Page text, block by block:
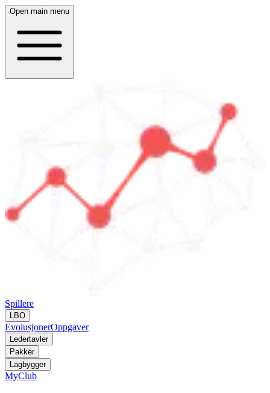
Open main menu
Spillere
LBO
EvolusjonerOppgaver
Ledertavler
Pakker
Lagbygger
MyClub